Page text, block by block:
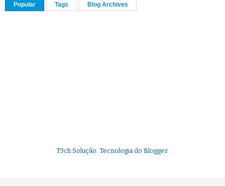
Popular Tags Blog Archives
T3ch Solução. Tecnologia do Blogger.